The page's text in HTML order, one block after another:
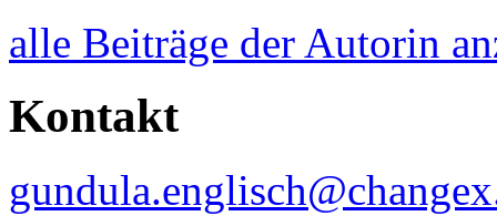
alle Beiträge der Autorin
Kontakt